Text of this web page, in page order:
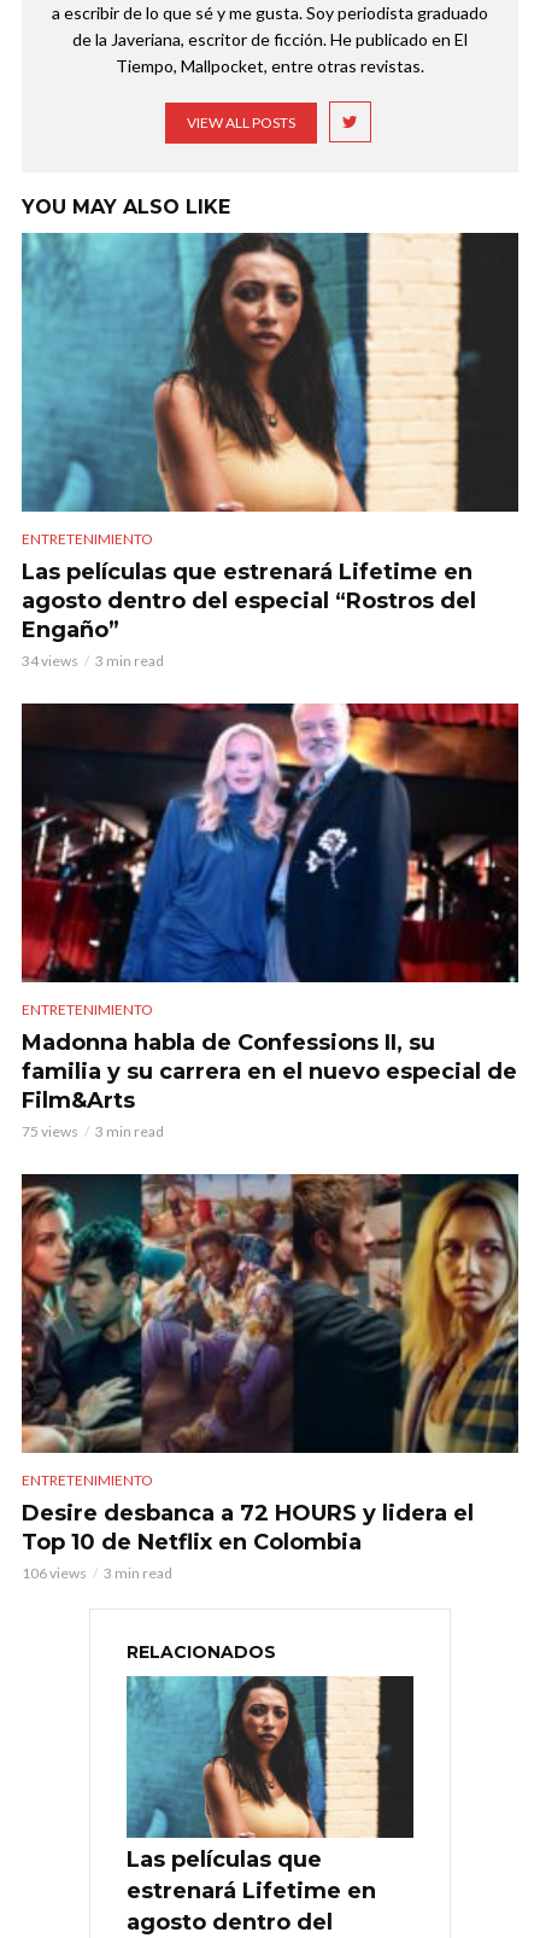
a escribir de lo que sé y me gusta. Soy periodista graduado
de la Javeriana, escritor de ficción. He publicado en El
Tiempo, Mallpocket, entre otras revistas.
VIEW ALL POSTS
YOU MAY ALSO LIKE
ENTRETENIMIENTO
Las películas que estrenará Lifetime en
agosto dentro del especial “Rostros del
Engaño”
34 views 3 min read
ENTRETENIMIENTO
Madonna habla de Confessions II, su
familia y su carrera en el nuevo especial de
Film&Arts
75 views 3 min read
ENTRETENIMIENTO
Desire desbanca a 72 HOURS y lidera el
Top 10 de Netflix en Colombia
106 views 3 min read
RELACIONADOS
Las películas que
estrenará Lifetime en
agosto dentro del